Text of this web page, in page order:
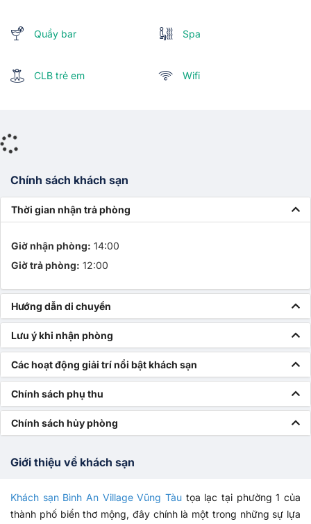
Quầy bar Spa
CLB trẻ em Wifi
Chính sách khách sạn
Thời gian nhận trả phòng
Giờ nhận phòng: 14:00
Giờ trả phòng: 12:00
Hướng dẫn di chuyển
Lưu ý khi nhận phòng
Các hoạt động giải trí nổi bật khách sạn
Chính sách phụ thu
Chính sách hủy phòng
Giới thiệu về khách sạn
Khách sạn Bình An Village Vũng Tàu tọa lạc tại phường 1 của
thành phố biển thơ mộng, đây chính là một trong những sự lựa